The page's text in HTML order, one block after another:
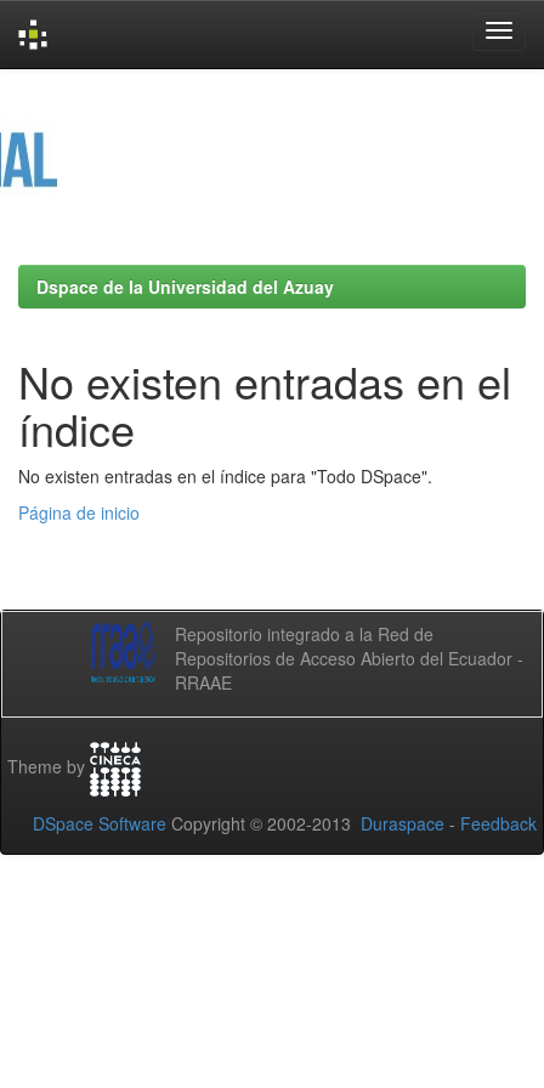
Dspace de la Universidad del Azuay
No existen entradas en el
índice
No existen entradas en el índice para "Todo DSpace".
Página de inicio
Repositorio integrado a la Red de
Repositorios de Acceso Abierto del Ecuador -
RRAAE
Theme by
DSpace Software Copyright © 2002-2013 Duraspace - Feedback